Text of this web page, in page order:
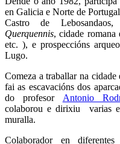
en Galicia e Norte de
Castro de
Querquennis, cidade romana
etc. ), e prospeccións
Lugo.
Comeza a traballar na
fai as escavacións dos
do profesor Antonio
colaborou e dirixiu varias
muralla.
Colaborador en